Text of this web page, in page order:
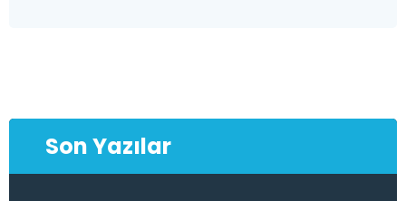
Son Yazılar